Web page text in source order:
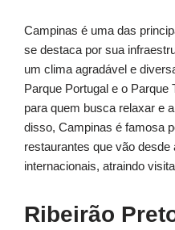
Campinas é uma das
se destaca por sua
um clima agradável e
Parque Portugal e o Parque
para quem busca relaxar e
disso, Campinas é famosa
restaurantes que vão
internacionais, atraindo
Ribeirão